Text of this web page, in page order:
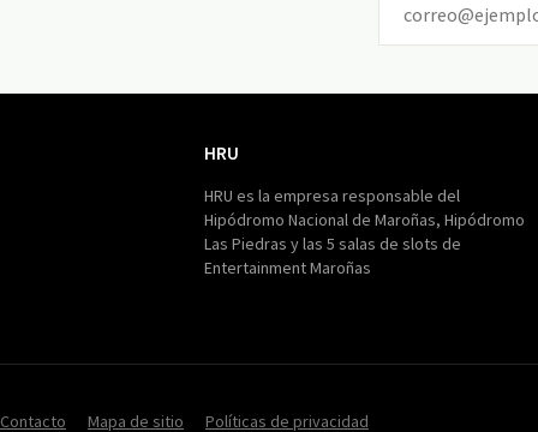
HRU
HRU es la empresa responsable del
Hipódromo Nacional de Maroñas, Hipódromo
Las Piedras y las 5 salas de slots de
Entertainment Maroñas
Contacto Mapa de sitio Políticas de privacidad